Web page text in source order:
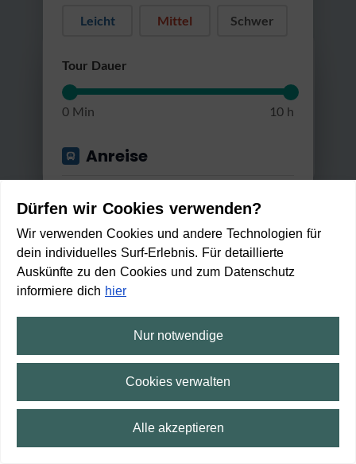
RatterRatter...
Friesenroute Rad up Pad - 6. Et
appe ...
Mittel 3:25 h 25 m 51,5 km
2 min
Leicht
Mittel Schwer
Tour Dauer
0 Min 10 h
Anreise
Gut erreichbar mit...
Min. / Max. Reisezeit
0 Min 2 h 30 Min
Anwenden
Vollbild
Dürfen wir Cookies verwenden?
Wir verwenden Cookies und andere Technologien für
dein individuelles Surf-Erlebnis. Für detaillierte
Auskünfte zu den Cookies und zum Datenschutz
informiere dich hier
Nur notwendige
Cookies verwalten
Alle akzeptieren